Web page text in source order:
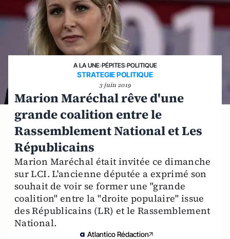
A LA UNE›PÉPITES›POLITIQUE
STRATEGIE POLITIQUE
3 juin 2019
Marion Maréchal rêve d'une
grande coalition entre le
Rassemblement National et Les
Républicains
Marion Maréchal était invitée ce dimanche
sur LCI. L'ancienne députée a exprimé son
souhait de voir se former une "grande
coalition" entre la "droite populaire" issue
des Républicains (LR) et le Rassemblement
National.
Atlantico Rédaction